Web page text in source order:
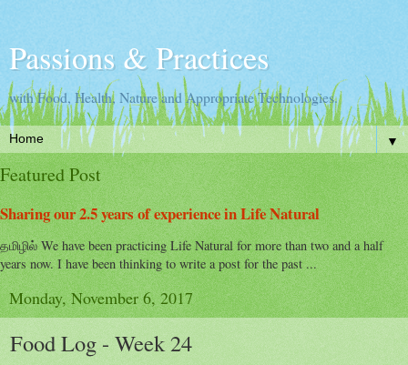
Passions & Practices
with Food, Health, Nature and Appropriate Technologies.
▼
Featured Post
Sharing our 2.5 years of experience in Life Natural
தமிழில் We have been practicing Life Natural for more than two and a half
years now. I have been thinking to write a post for the past ...
Monday, November 6, 2017
Food Log - Week 24